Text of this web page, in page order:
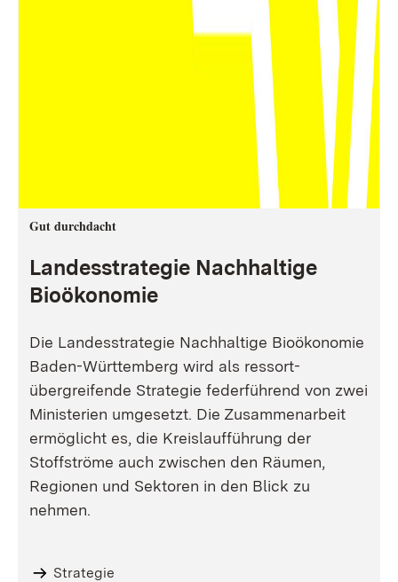
Gut durchdacht
Landesstrategie Nachhaltige
Bioökonomie
Die Landesstrategie Nachhaltige Bioökonomie
Baden-Württemberg wird als ressort-
übergreifende Strategie federführend von zwei
Ministerien umgesetzt. Die Zusammenarbeit
ermöglicht es, die Kreislaufführung der
Stoffströme auch zwischen den Räumen,
Regionen und Sektoren in den Blick zu
nehmen.
Strategie